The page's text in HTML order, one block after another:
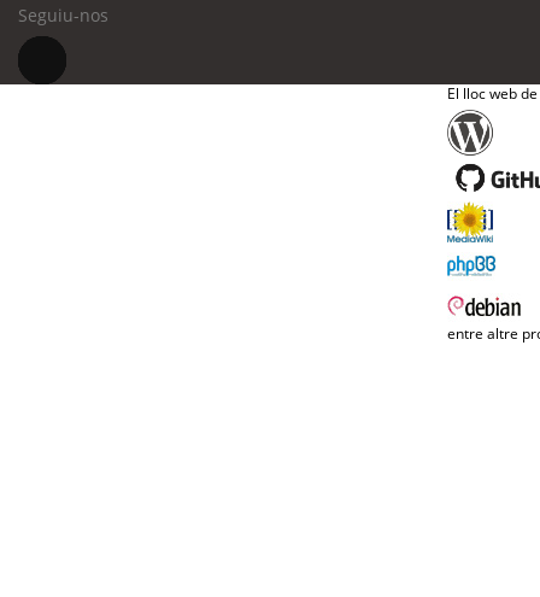
Seguiu-nos
El lloc web
entre altre